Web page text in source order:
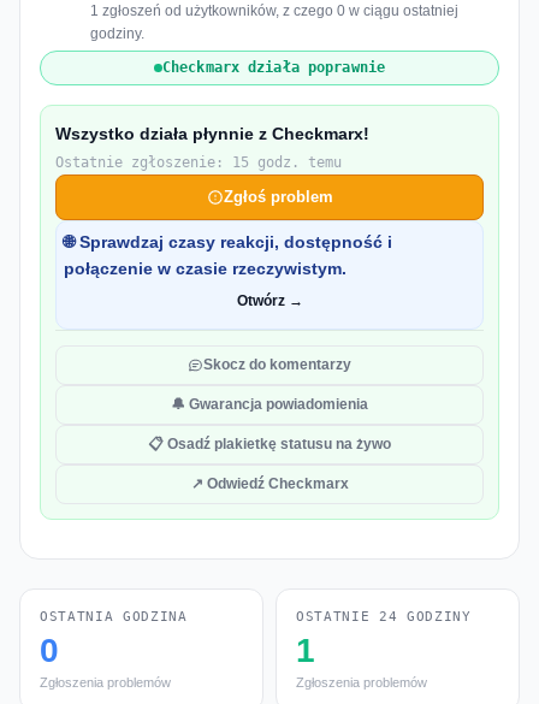
1 zgłoszeń od użytkowników, z czego 0 w ciągu ostatniej
godziny.
Checkmarx działa poprawnie
Wszystko działa płynnie z Checkmarx!
Ostatnie zgłoszenie: 15 godz. temu
Zgłoś problem
🌐 Sprawdzaj czasy reakcji, dostępność i
połączenie w czasie rzeczywistym.
Otwórz →
Skocz do komentarzy
🔔 Gwarancja powiadomienia
📋 Osadź plakietkę statusu na żywo
↗ Odwiedź Checkmarx
OSTATNIA GODZINA
0
Zgłoszenia problemów
OSTATNIE 24 GODZINY
1
Zgłoszenia problemów